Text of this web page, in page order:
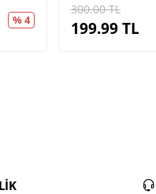
% 4
300.00TL
199.99TL